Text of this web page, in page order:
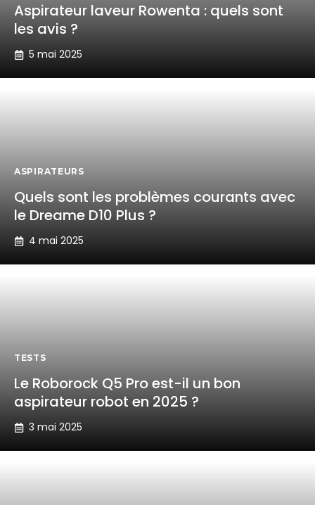
Aspirateur laveur Rowenta : quels sont
les avis ?
5 mai 2025
ASPIRATEURS
Quels sont les problèmes courants avec
le Dreame D10 Plus ?
4 mai 2025
TESTS
Le Roborock Q5 Pro est-il un bon
aspirateur robot en 2025 ?
3 mai 2025